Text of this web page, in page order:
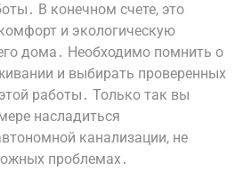
В конечном счете, это
и экологическую
дома․ Необходимо помнить о
и выбирать проверенных
работы․ Только так вы
насладиться
канализации, не
проблемах․